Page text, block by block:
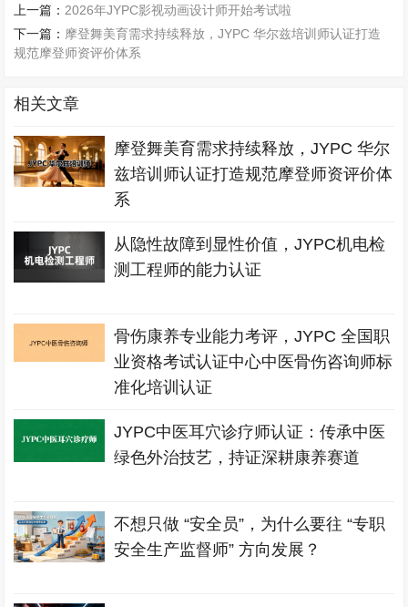
上一篇： 2026年JYPC影视动画设计师开始考试啦
下一篇： 摩登舞美育需求持续释放，JYPC 华尔兹培训师认证打造
规范摩登师资评价体系
相关文章
摩登舞美育需求持续释放，JYPC 华尔
兹培训师认证打造规范摩登师资评价体
系
从隐性故障到显性价值，JYPC机电检
测工程师的能力认证
骨伤康养专业能力考评，JYPC 全国职
业资格考试认证中心中医骨伤咨询师标
准化培训认证
JYPC中医耳穴诊疗师认证：传承中医
绿色外治技艺，持证深耕康养赛道
不想只做 “安全员”，为什么要往 “专职
安全生产监督师” 方向发展？